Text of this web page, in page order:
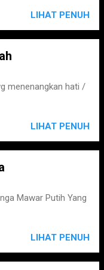
LIHAT PENUH
menenangkan hati /
LIHAT PENUH
Mawar Putih Yang
LIHAT PENUH